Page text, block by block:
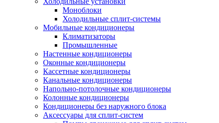
Моноблоки
Холодильные сплит-системы
Мобильные кондиционеры
Климатизаторы
Промышленные
Настенные кондиционеры
Оконные кондиционеры
Кассетные кондиционеры
Канальные кондиционеры
Напольно-потолочные кондиционеры
Колонные кондиционеры
Кондиционеры без наружного блока
Аксессуары для сплит-систем